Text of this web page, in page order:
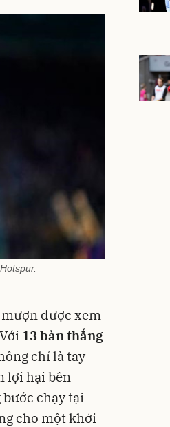
được xem
13 bàn thắng
chỉ là tay
lợi hại bên
chạy tại
cho một khởi